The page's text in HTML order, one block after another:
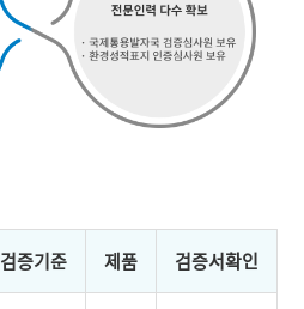
검증기준 제품 검증서확인